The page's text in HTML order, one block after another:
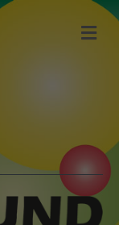
N
A
O
N